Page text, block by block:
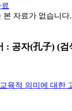
본 자료가 없습니다.
: 공자(孔子) (검
육적 의미에 대한